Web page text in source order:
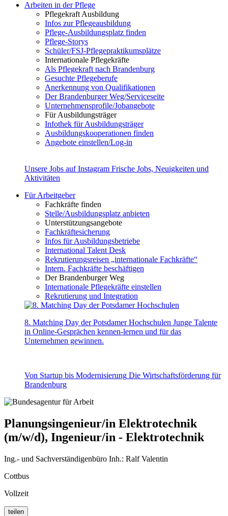
Arbeiten in der Pflege
Pflegekraft Ausbildung
Infos zur Pflegeausbildung
Pflege-Ausbildungsplatz finden
Pflege-Storys
Schüler/FSJ-Pflegepraktikumsplätze
Internationale Pflegekräfte
Als Pflegekraft nach Brandenburg
Gesuchte Pflegeberufe
Anerkennung von Qualifikationen
Der Brandenburger Weg/Serviceseite
Unternehmensprofile/Jobangebote
Für Ausbildungsträger
Infothek für Ausbildungsträger
Ausbildungskooperationen finden
Angebote einstellen/Log-in
Unsere Jobs auf Instagram Frische Jobs, Neuigkeiten und
Aktivitäten
Für Arbeitgeber
Fachkräfte finden
Stelle/Ausbildungsplatz anbieten
Unterstützungsangebote
Fachkräftesicherung
Infos für Ausbildungsbetriebe
International Talent Desk
Rekrutierungsreisen „internationale Fachkräfte“
Intern. Fachkräfte beschäftigen
Der Brandenburger Weg
Internationale Pflegekräfte einstellen
Rekrutierung und Integration
8. Matching Day der Potsdamer Hochschulen Junge Talente
in Online-Gesprächen kennen-lernen und für das
Unternehmen gewinnen.
Von Startup bis Modernisierung Die Wirtschaftsförderung für
Brandenburg
Planungsingenieur/in Elektrotechnik
(m/w/d), Ingenieur/in - Elektrotechnik
Ing.- und Sachverständigenbüro Inh.: Ralf Valentin
Cottbus
Vollzeit
teilen